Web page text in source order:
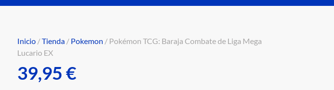
Inicio /Tienda / Pokemon / Pokémon TCG: Baraja Combate de Liga Mega
Lucario EX
39,95€